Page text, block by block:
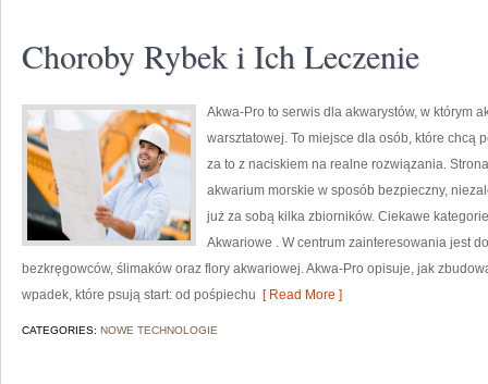
Choroby Rybek i Ich Leczenie
Akwa-Pro to serwis dla akwarystów, w którym
warsztatowej. To miejsce dla osób, które chcą
za to z naciskiem na realne rozwiązania.
akwarium morskie w sposób bezpieczny,
już za sobą kilka zbiorników. Ciekawe
Akwariowe . W centrum zainteresowania jest
bezkręgowców, ślimaków oraz flory akwariowej. Akwa-Pro opisuje, jak
wpadek, które psują start: od pośpiechu [ Read More ]
CATEGORIES: NOWE TECHNOLOGIE